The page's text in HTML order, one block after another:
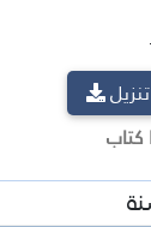
تنزيل